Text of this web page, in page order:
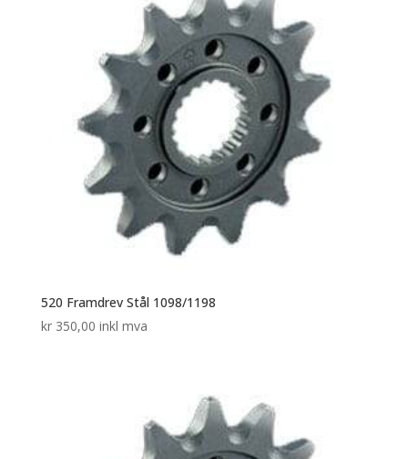
520 Framdrev Stål 1098/1198
kr350,00 inkl mva